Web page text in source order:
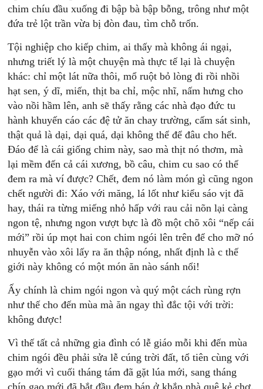
chim chíu đầu xuống đi bập bà bập bỗng, trông như một
đứa trẻ lột trần vừa bị đòn đau, tìm chỗ trốn.
Tội nghiệp cho kiếp chim, ai thấy mà không ái ngại,
nhưng triết lý là một chuyện mà thực tế lại là chuyện
khác: chỉ một lát nữa thôi, mổ ruột bỏ lòng đi rồi nhồi
hạt sen, ý dĩ, miến, thịt ba chỉ, mộc nhĩ, nấm hưng cho
vào nồi hầm lên, anh sẽ thấy rằng các nhà đạo đức tu
hành khuyến cáo các đệ tử ăn chay trường, cấm sát sinh,
thật quả là dại, dại quá, dại không thể để đâu cho hết.
Đáo để là cái giống chim này, sao mà thịt nó thơm, mà
lại mềm đến cả cái xương, bồ câu, chim cu sao có thể
đem ra mà ví được? Chết, đem nó làm món gì cũng ngon
chết người đi: Xáo với măng, lá lốt như kiểu sáo vịt đã
hay, thái ra từng miếng nhỏ hấp với rau cải nõn lại càng
ngon tệ, nhưng ngon vượt bực là đồ một chõ xôi “nếp cái
mới” rồi úp mọt hai con chim ngói lên trên để cho mỡ nó
nhuyễn vào xôi lấy ra ăn thập nóng, nhất định là c thế
giới này không có một món ăn nào sánh nổi!
Ấy chính là chim ngói ngon và quý một cách rùng rợn
như thế cho đến mùa mà ăn ngay thì đắc tội với trời:
không được!
Vì thế tất cả những gia đình có lễ giáo mỗi khi đến mùa
chim ngói đều phải sửa lễ cúng trời đất, tổ tiên cùng với
gạo mới vì cuối tháng tám đã gặt lúa mới, sang tháng
chín gạo mới đã bắt đầu đem bán ở khắp nhà quê kẻ chợ.